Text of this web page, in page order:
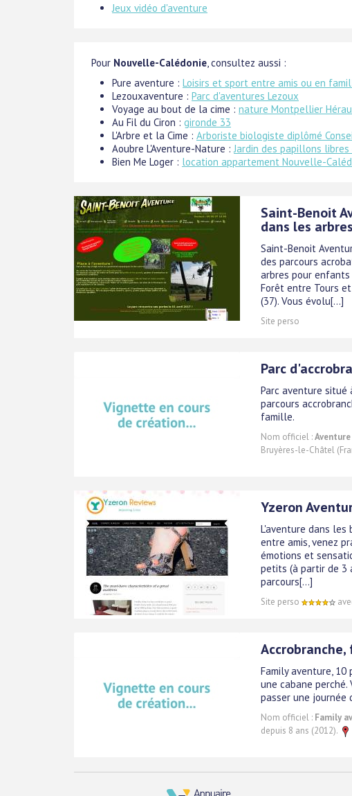
Jeux vidéo d'aventure
Pour Nouvelle-Calédonie , consultez aussi :
Pure aventure : Loisirs et sport entre amis ou en
Lezouxaventure : Parc d'aventures Lezoux
Voyage au bout de la cime : nature Montpellier
Au Fil du Ciron : gironde 33
L'Arbre et la Cime : Arboriste biologiste diplômé
Aoubre L'Aventure-Nature : Jardin des papillons libres
Bien Me Loger : location appartement Nouvelle-
Saint-Benoit
dans les
Saint-Benoit
des parcours
arbres pour
Forêt entre Tours
(37). Vous évolu[...]
Site perso
Parc
Parc aventure situé
parcours
famille.
Nom officiel :
Bruyères-le-Châtel
Yzeron
L'aventure dans les
entre amis, venez
émotions et
petits (à partir de 3
parcours[...]
Site perso
Family aventure,
une cabane
passer une journée
Nom officiel : Family
depuis 8 ans (2012).